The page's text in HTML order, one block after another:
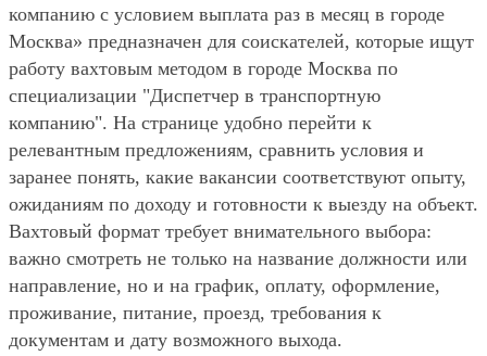
компанию с условием выплата раз в месяц в городе
Москва» предназначен для соискателей, которые ищут
работу вахтовым методом в городе Москва по
специализации "Диспетчер в транспортную
компанию". На странице удобно перейти к
релевантным предложениям, сравнить условия и
заранее понять, какие вакансии соответствуют опыту,
ожиданиям по доходу и готовности к выезду на объект.
Вахтовый формат требует внимательного выбора:
важно смотреть не только на название должности или
направление, но и на график, оплату, оформление,
проживание, питание, проезд, требования к
документам и дату возможного выхода.